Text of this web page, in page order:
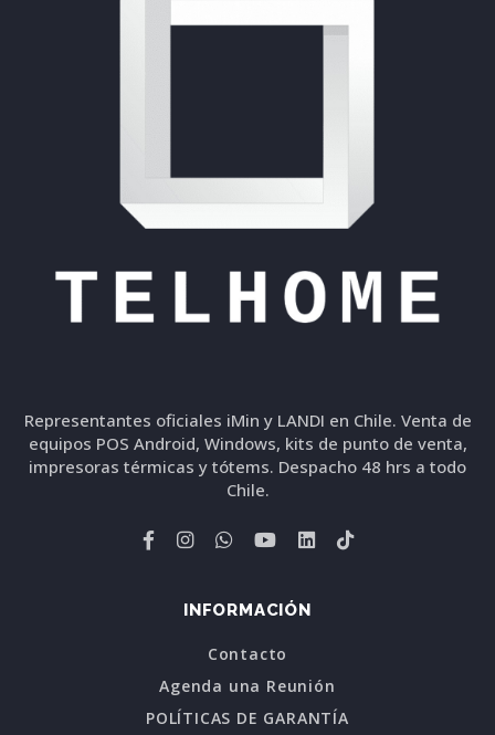
Representantes oficiales iMin y LANDI en Chile. Venta de
equipos POS Android, Windows, kits de punto de venta,
impresoras térmicas y tótems. Despacho 48 hrs a todo
Chile.
INFORMACIÓN
Contacto
Agenda una Reunión
POLÍTICAS DE GARANTÍA